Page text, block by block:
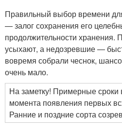
Правильный выбор времени
— залог сохранения его
продолжительности хранения.
усыхают, а недозревшие —
вовремя собрали чеснок,
очень мало.
На заметку! Примерные сроки
момента появления первых
Ранние и поздние сорта